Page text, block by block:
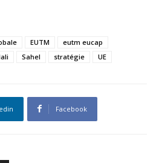
EUTM
eutm eucap
Sahel stratégie UE
Facebook